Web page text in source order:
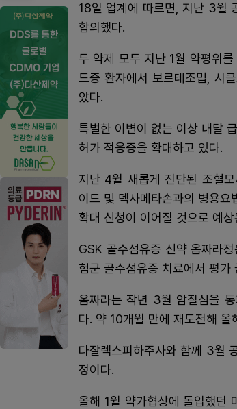
18일 업계에 따르면, 지난 3월
합의했다.
두 약제 모두 지난 1월 약평위를
드증 환자에서 보르테조밉, 시
았다.
특별한 이변이 없는 이상 내달
허가 적응증을 확대하고 있다.
지난 4월 새롭게 진단된 조혈
이드 및 덱사메타손과의 병용
확대 신청이 이어질 것으로 예상
GSK 골수섬유증 신약 옴짜라
험군 골수섬유증 치료에서 평
옴짜라는 작년 3월 암질심을
다. 약 10개월 만에 재도전해 올
다잘렉스피하주사와 함께 3월
정이다.
올해 1월 약가협상에 돌입했던